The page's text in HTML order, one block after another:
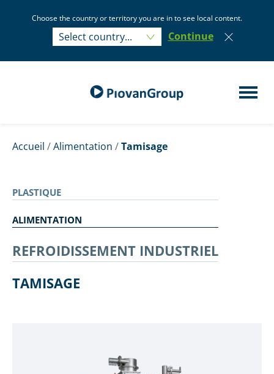
Choose the country or territory you are in to see local content.
Select country...
Select country... Continue
Accueil /Alimentation /Tamisage
PLASTIQUE
ALIMENTATION
REFROIDISSEMENT INDUSTRIEL
TAMISAGE